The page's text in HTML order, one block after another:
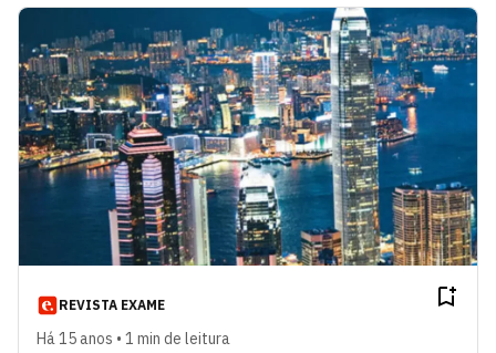
REVISTA EXAME
Há 15 anos • 1 min de leitura